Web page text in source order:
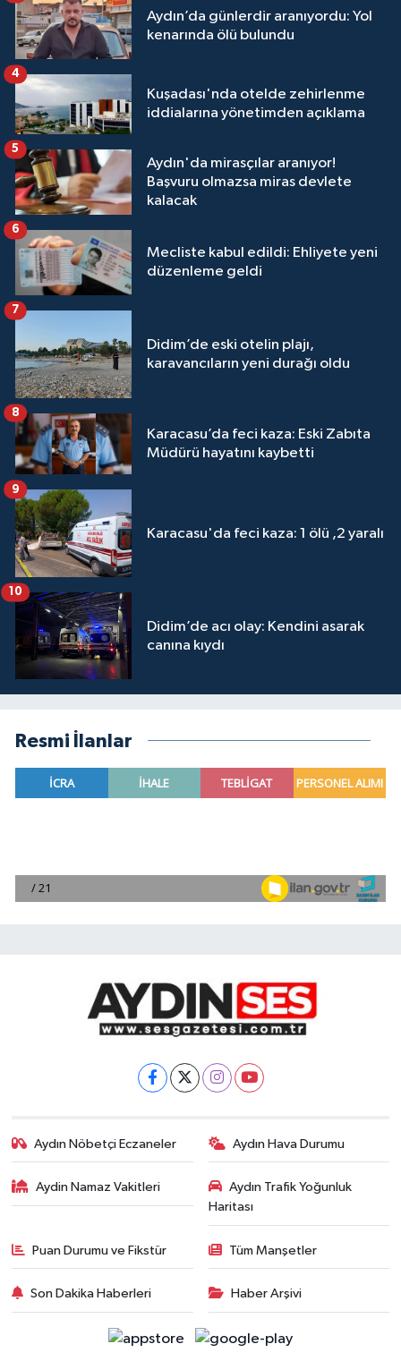
Aydın’da günlerdir aranıyordu: Yol
kenarında ölü bulundu
Kuşadası'nda otelde zehirlenme
iddialarına yönetimden açıklama
4
Aydın'da mirasçılar aranıyor!
Başvuru olmazsa miras devlete
kalacak
5
Mecliste kabul edildi: Ehliyete yeni
düzenleme geldi
6
Didim’de eski otelin plajı,
karavancıların yeni durağı oldu
7
Karacasu’da feci kaza: Eski Zabıta
Müdürü hayatını kaybetti
8
Karacasu'da feci kaza: 1 ölü ,2 yaralı
9
Didim’de acı olay: Kendini asarak
canına kıydı
10
Resmi İlanlar
Aydın Nöbetçi Eczaneler Aydın Hava Durumu
Aydin Namaz Vakitleri
Aydın Trafik Yoğunluk
Haritası
Puan Durumu ve Fikstür Tüm Manşetler
Son Dakika Haberleri Haber Arşivi